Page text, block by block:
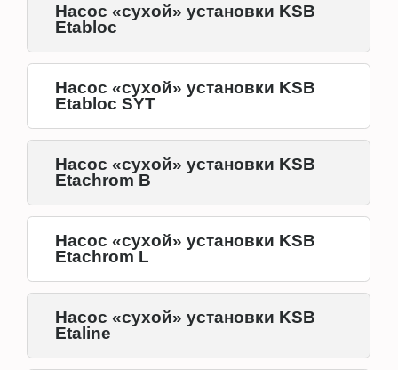
Насос «сухой» установки KSB
Etabloc
Насос «сухой» установки KSB
Etabloc SYT
Насос «сухой» установки KSB
Etachrom B
Насос «сухой» установки KSB
Etachrom L
Насос «сухой» установки KSB
Etaline